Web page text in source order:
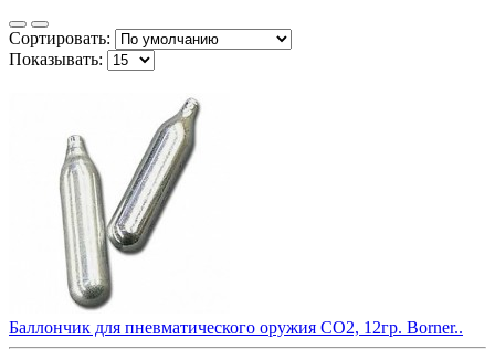
Сортировать:
Показывать:
Баллончик для пневматического оружия СО2, 12гр. Borner..